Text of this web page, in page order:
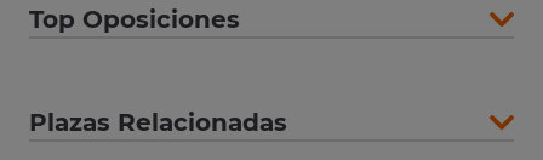
Top Oposiciones
Plazas Relacionadas